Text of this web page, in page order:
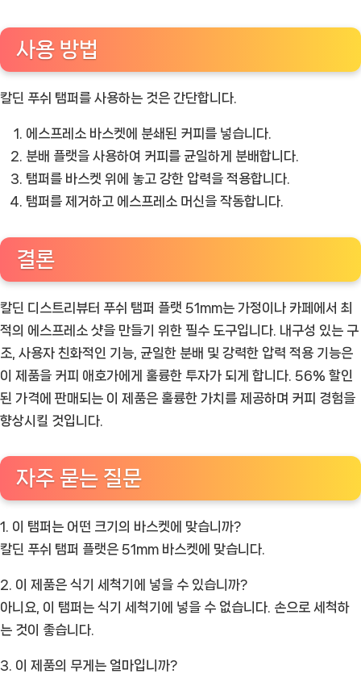
사용 방법
칼딘 푸쉬 탬퍼를 사용하는 것은 간단합니다.
에스프레소 바스켓에 분쇄된 커피를 넣습니다.
분배 플랫을 사용하여 커피를 균일하게 분배합니다.
탬퍼를 바스켓 위에 놓고 강한 압력을 적용합니다.
탬퍼를 제거하고 에스프레소 머신을 작동합니다.
결론
칼딘 디스트리뷰터 푸쉬 탬퍼 플랫 51mm는 가정이나 카페에서 최
적의 에스프레소 샷을 만들기 위한 필수 도구입니다. 내구성 있는 구
조, 사용자 친화적인 기능, 균일한 분배 및 강력한 압력 적용 기능은
이 제품을 커피 애호가에게 훌륭한 투자가 되게 합니다. 56% 할인
된 가격에 판매되는 이 제품은 훌륭한 가치를 제공하며 커피 경험을
향상시킬 것입니다.
자주 묻는 질문
1. 이 탬퍼는 어떤 크기의 바스켓에 맞습니까?
칼딘 푸쉬 탬퍼 플랫은 51mm 바스켓에 맞습니다.
2. 이 제품은 식기 세척기에 넣을 수 있습니까?
아니요, 이 탬퍼는 식기 세척기에 넣을 수 없습니다. 손으로 세척하
는 것이 좋습니다.
3. 이 제품의 무게는 얼마입니까?